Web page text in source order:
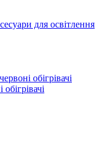
для освітлення
обігрівачі